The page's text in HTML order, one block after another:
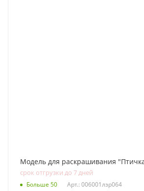
Модель для раскрашивания
срок отгрузки до 7 дней
Больше 50 Арт.: 006001лзр064